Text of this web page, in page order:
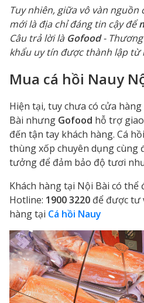
Tuy nhiên, giữa vô vàn
mới là địa chỉ đáng tin cậy để
Câu trả lời là Gofood-
khẩu uy tín được thành lập từ
Mua cá hồi Nauy
Hiện tại, tuy chưa có cửa
Bài nhưng Gofood hỗ trợ
đến tận tay khách hàng. Cá
thùng xốp chuyên dụng cùng
tưởng để đảm bảo độ tươi
Khách hàng tại Nội Bài có
Hotline: 1900 3220 để được tư
hàng tại Cá hồi Nauy